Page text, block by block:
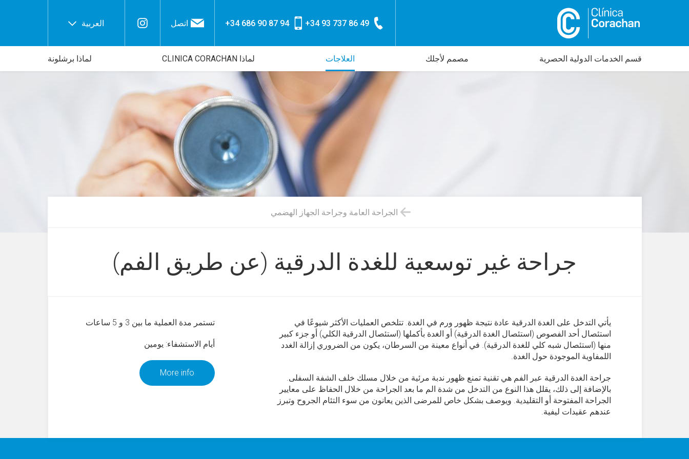
+34 93 737 86 49
+34 686 90 87 94 اتصل العربية
قسم الخدمات الدولية الحصرية مصمم لأجلك العلاجات لماذا CLINICA CORACHAN لماذا برشلونة
الجراحة العامة وجراحة الجهاز الهضمي
جراحة غير توسعية للغدة الدرقية (عن طريق الفم)
يأتي التدخل على الغدة الدرقية عادة نتيجة ظهور ورم في الغدة. تتلخص العمليات الأكثر شيوعًا في
استئصال أحد الفصوص (استئصال الغدة الدرقية) أو الغدة بأكملها (استئصال الدرقية الكلي) أو جزء كبير
منها (استئصال شبه كلي للغدة الدرقية). في أنواع معينة من السرطان، يكون من الضروري إزالة الغدد
اللمفاوية الموجودة حول الغدة.
جراحة الغدة الدرقية عبر الفم هي تقنية تمنع ظهور ندبة مرئية من خلال مسلك خلف الشفة السفلى.
بالإضافة إلى ذلك، يقلل هذا النوع من التدخل من شدة الم ما بعد الجراحة من خلال الحفاظ على معايير
الجراحة المفتوحة أو التقليدية. ويوصف بشكل خاص للمرضى الذين يعانون من سوء التئام الجروح وتبرز
عندهم عقيدات ليفية.
تستمر مدة العملية ما بين 3 و 5 ساعات
أيام الاستشفاء: يومين
More info